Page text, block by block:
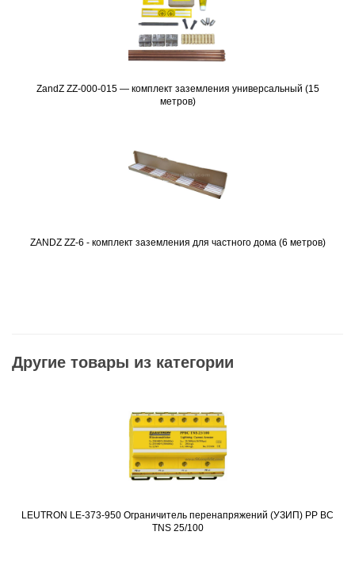
Подробнее
ZandZ ZZ-000-015 — комплект заземления универсальный (15
метров)
Подробнее
ZANDZ ZZ-6 - комплект заземления для частного дома (6 метров)
Другие товары из категории
Подробнее
LE-373-950 Ограничитель перенапряжений (УЗИП) PP BC
TNS 25/100